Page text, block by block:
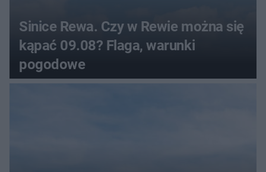
Sinice Rewa. Czy w Rewie można się
kąpać 09.08? Flaga, warunki
pogodowe